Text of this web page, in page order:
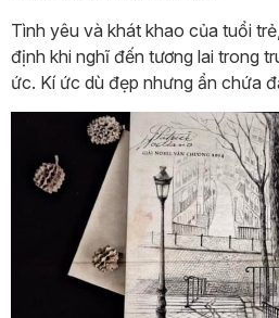
Tình yêu và khát khao của tuổi
định khi nghĩ đến tương lai trong
ức. Kí ức dù đẹp nhưng ẩn chứa